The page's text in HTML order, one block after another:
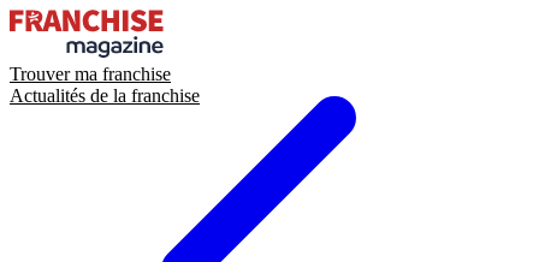
Trouver ma franchise
Actualités de la franchise